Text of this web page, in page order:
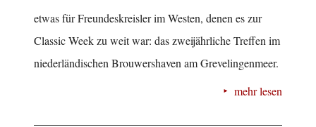
etwas für Freundeskreisler im Westen, denen es zur
Classic Week zu weit war: das zweijährliche Treffen im
niederländischen Brouwershaven am Grevelingenmeer.
mehr lesen